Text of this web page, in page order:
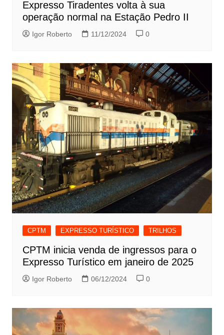
Expresso Tiradentes volta à sua
operação normal na Estação Pedro II
Igor Roberto 11/12/2024 0
CPTM EXPRESSO TURÍSTICO TRILHOS
CPTM inicia venda de ingressos para o
Expresso Turístico em janeiro de 2025
Igor Roberto 06/12/2024 0